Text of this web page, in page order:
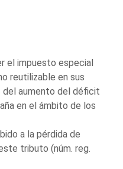
el impuesto especial
reutilizable en sus
aumento del déficit
en el ámbito de los
a la pérdida de
tributo (núm. reg.